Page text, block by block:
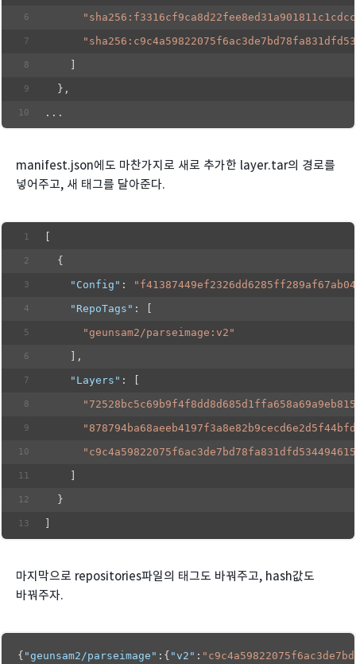
  },
...
manifest.json에도 마찬가지로 새로 추가한 layer.tar의 경로를
넣어주고, 새 태그를 달아준다.
  {
"Config" :
"RepoTags" : [
"geunsam2/parseimage:v2"
    ],
"Layers" : [
  }
마지막으로 repositories파일의 태그도 바꿔주고, hash값도
바꿔주자.
{ "geunsam2/parseimage" :{ "v2" :